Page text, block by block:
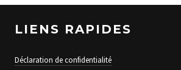
LIENS RAPIDES
Déclaration de confidentialité